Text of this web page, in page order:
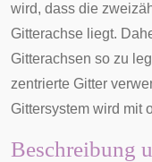
wird, dass die
Gitterachse liegt.
Gitterachsen so zu
zentrierte Gitter
Gittersystem wird mit
Beschreibung